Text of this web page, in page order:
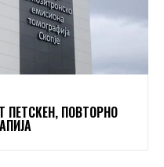
ПЕТСКЕН, ПОВТОРНО